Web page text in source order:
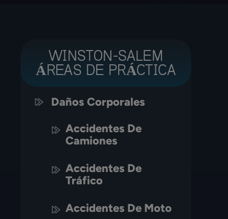
WINSTON-SALEM
ÁREAS DE PRÁCTICA
Daños Corporales
Accidentes De
Camiones
Accidentes De
Tráfico
Accidentes De Moto